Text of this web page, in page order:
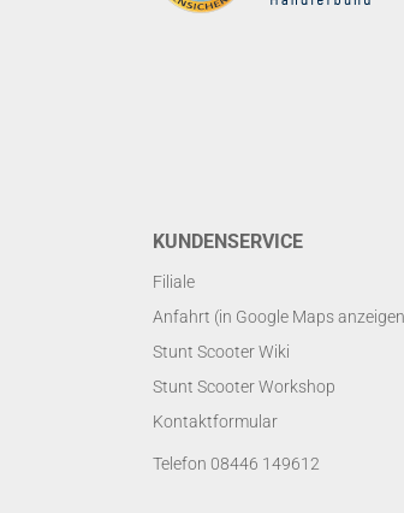
KUNDENSERVICE
Filiale
Anfahrt (in Google Maps
Stunt Scooter Wiki
Stunt Scooter Workshop
Kontaktformular
Telefon 08446 149612